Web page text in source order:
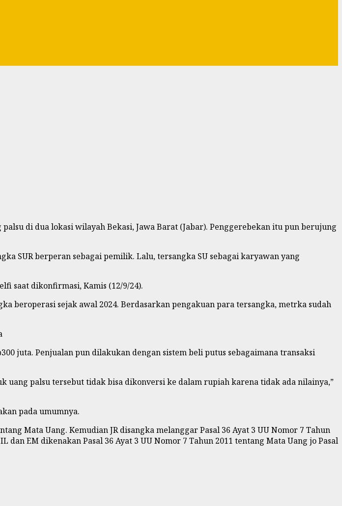
di dua lokasi wilayah Bekasi, Jawa Barat (Jabar). Penggerebekan itu pun berujung
SUR berperan sebagai pemilik. Lalu, tersangka SU sebagai karyawan yang
saat dikonfirmasi, Kamis (12/9/24).
beroperasi sejak awal 2024. Berdasarkan pengakuan para tersangka, metrka sudah
juta. Penjualan pun dilakukan dengan sistem beli putus sebagaimana transaksi
uang palsu tersebut tidak bisa dikonversi ke dalam rupiah karena tidak ada nilainya,”
pada umumnya.
Mata Uang. Kemudian JR disangka melanggar Pasal 36 Ayat 3 UU Nomor 7 Tahun
dan EM dikenakan Pasal 36 Ayat 3 UU Nomor 7 Tahun 2011 tentang Mata Uang jo Pasal